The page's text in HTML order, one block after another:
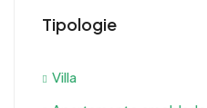
Tipologie
Villa